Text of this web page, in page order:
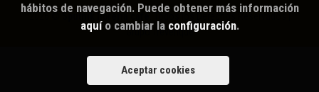
Sputnik librería café
Grupo Trevenque
hábitos de navegación. Puede obtener más información
aquío cambiar la configuración.
Aceptar cookies